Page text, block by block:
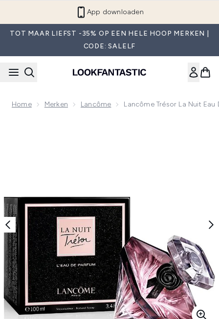
App downloaden
TOT MAAR LIEFST -35% OP EEN HELE HOOP MERKEN |
CODE: SALELF
Home Merken Lancôme Lancôme Trésor La Nuit Eau